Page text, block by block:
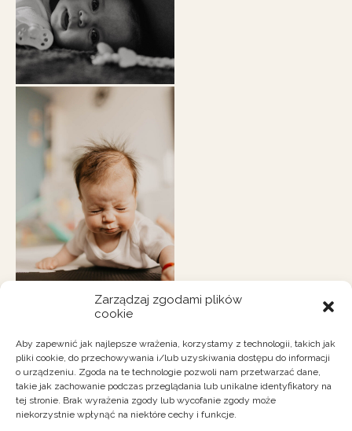
Zarządzaj zgodami plików
cookie
Aby zapewnić jak najlepsze wrażenia, korzystamy z technologii, takich jak
pliki cookie, do przechowywania i/lub uzyskiwania dostępu do informacji
o urządzeniu. Zgoda na te technologie pozwoli nam przetwarzać dane,
takie jak zachowanie podczas przeglądania lub unikalne identyfikatory na
tej stronie. Brak wyrażenia zgody lub wycofanie zgody może
niekorzystnie wpłynąć na niektóre cechy i funkcje.